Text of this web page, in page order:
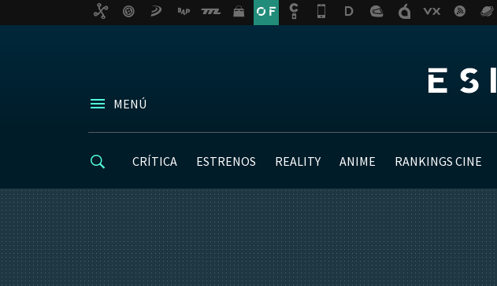
MENÚ
CRÍTICA ESTRENOS REALITY ANIME RANKINGS CINE